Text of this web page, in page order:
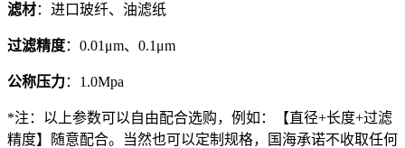
滤材：进口玻纤、油滤纸
过滤精度：0.01μm、0.1μm
公称压力：1.0Mpa
*注：以上参数可以自由配合选购，例如：【直径+长度+过滤
精度】随意配合。当然也可以定制规格，国海承诺不收取任何